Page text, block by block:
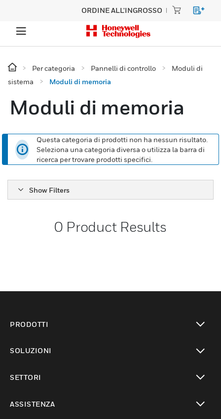
ORDINE ALL'INGROSSO
Per categoria Pannelli di controllo
Moduli di
sistema
Moduli di memoria
Moduli di memoria
Questa categoria di prodotti non ha nessun risultato.
Seleziona una categoria diversa o utilizza la barra di
ricerca per trovare prodotti specifici.
Show Filters
0 Product Results
PRODOTTI
SOLUZIONI
SETTORI
ASSISTENZA